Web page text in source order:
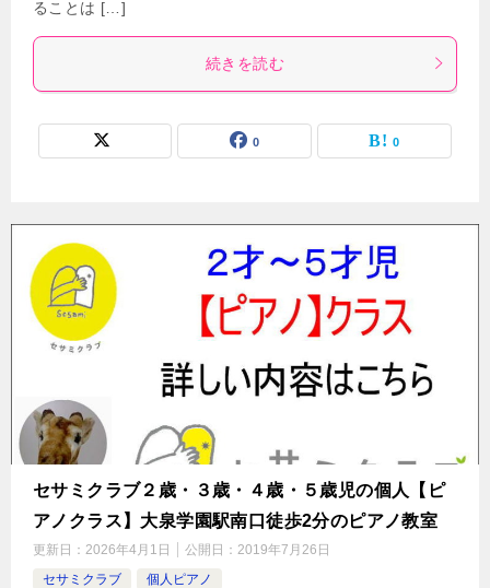
ることは […]
続きを読む
0 0
セサミクラブ２歳・３歳・４歳・５歳児の個人【ピ
アノクラス】大泉学園駅南口徒歩2分のピアノ教室
更新日： 2026年4月1日 公開日： 2019年7月26日
セサミクラブ
個人ピアノ